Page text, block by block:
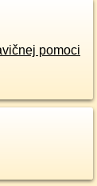
pomoci